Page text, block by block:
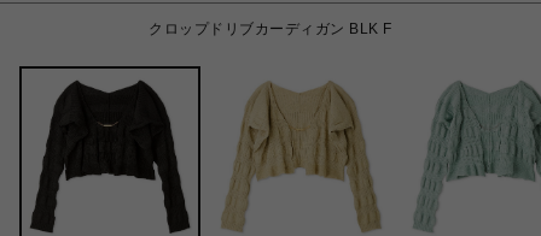
クロップドリブカーディガン BLK F